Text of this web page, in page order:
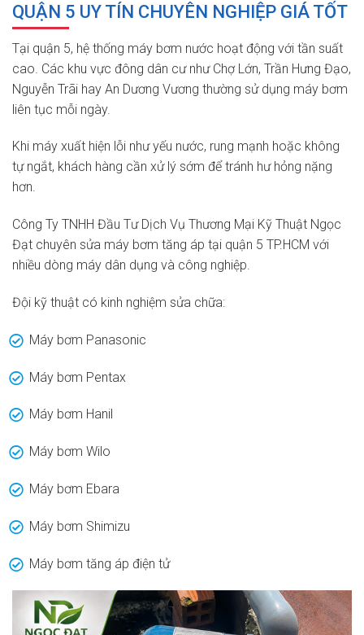
QUẬN 5 UY TÍN CHUYÊN NGHIỆP GIÁ TỐT
Tại quận 5, hệ thống máy bơm nước hoạt động với tần suất
cao. Các khu vực đông dân cư như Chợ Lớn, Trần Hưng Đạo,
Nguyễn Trãi hay An Dương Vương thường sử dụng máy bơm
liên tục mỗi ngày.
Khi máy xuất hiện lỗi như yếu nước, rung mạnh hoặc không
tự ngắt, khách hàng cần xử lý sớm để tránh hư hỏng nặng
hơn.
Công Ty TNHH Đầu Tư Dịch Vụ Thương Mại Kỹ Thuật Ngọc
Đạt chuyên sửa máy bơm tăng áp tại quận 5 TP.HCM với
nhiều dòng máy dân dụng và công nghiệp.
Đội kỹ thuật có kinh nghiệm sửa chữa:
Máy bơm Panasonic
Máy bơm Pentax
Máy bơm Hanil
Máy bơm Wilo
Máy bơm Ebara
Máy bơm Shimizu
Máy bơm tăng áp điện tử